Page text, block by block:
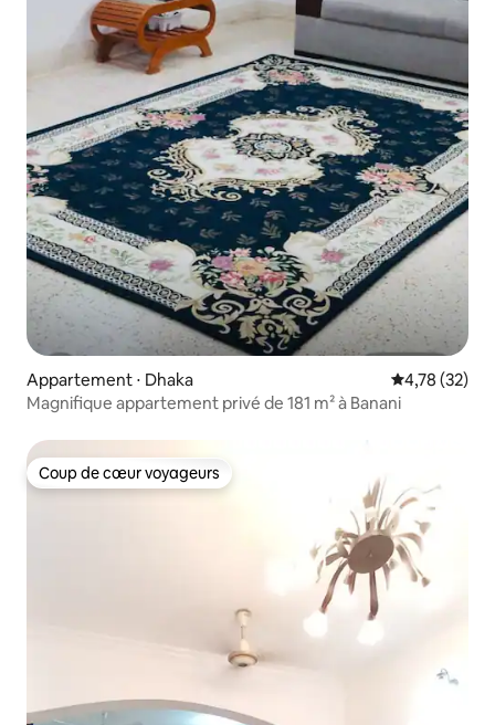
Appartement ⋅ Dhaka Évaluation
4,78 (32)
Magnifique appartement privé de 181 m² à Banani
Coup de cœur voyageurs
Coup de cœur voyageurs